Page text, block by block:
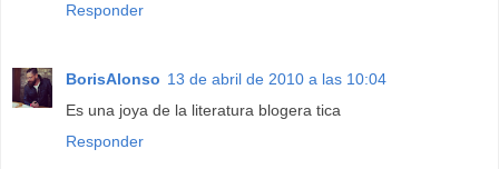
Responder
BorisAlonso 13 de abril de 2010 a las 10:04
Es una joya de la literatura blogera tica
Responder